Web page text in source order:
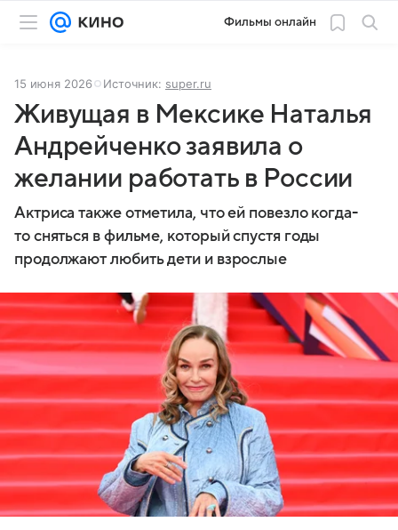
Фильмы онлайн
15 июня 2026 Источник: super.ru
Живущая в Мексике Наталья
Андрейченко заявила о
желании работать в России
Актриса также отметила, что ей повезло когда-
то сняться в фильме, который спустя годы
продолжают любить дети и взрослые